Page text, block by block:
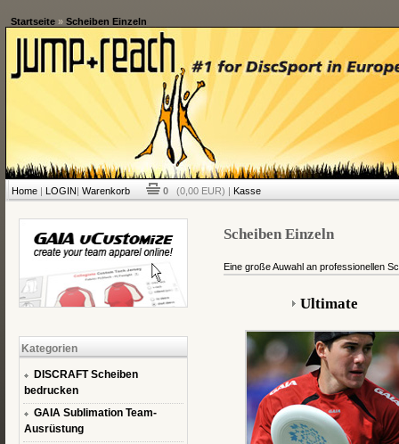
Startseite» Scheiben Einzeln
Home| LOGIN| Warenkorb 0 (0,00 EUR) | Kasse
Kategorien
DISCRAFT Scheiben
bedrucken
GAIA Sublimation Team-
Ausrüstung
Scheiben Einzeln
Eine große Auwahl an professionellen
Ultimate